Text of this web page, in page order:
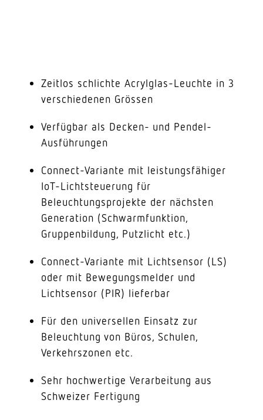
Zeitlos schlichte Acrylglas-Leuchte in 3
verschiedenen Grössen
Verfügbar als Decken- und Pendel-
Ausführungen
Connect-Variante mit leistungsfähiger
IoT-Lichtsteuerung für
Beleuchtungsprojekte der nächsten
Generation (Schwarmfunktion,
Gruppenbildung, Putzlicht etc.)
Connect-Variante mit Lichtsensor (LS)
oder mit Bewegungsmelder und
Lichtsensor (PIR) lieferbar
Für den universellen Einsatz zur
Beleuchtung von Büros, Schulen,
Verkehrszonen etc.
Sehr hochwertige Verarbeitung aus
Schweizer Fertigung